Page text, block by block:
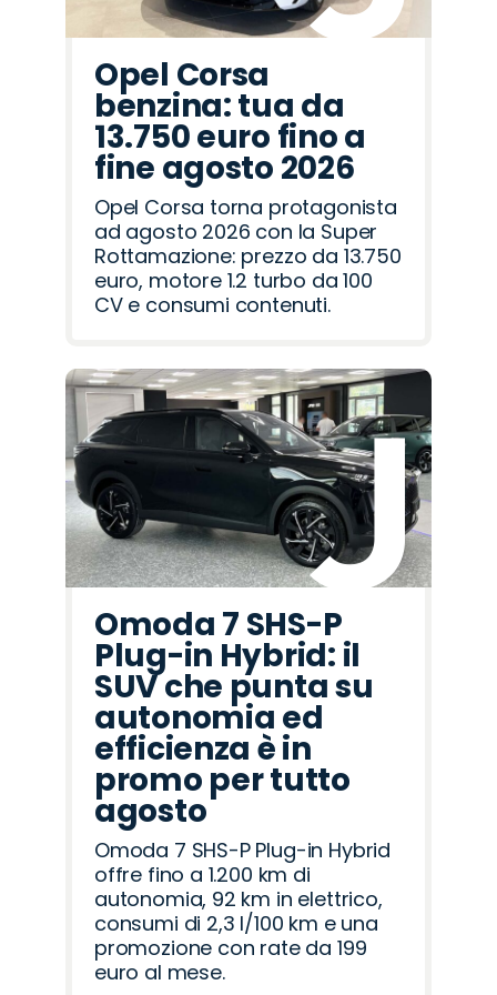
Opel Corsa
benzina: tua da
13.750 euro fino a
fine agosto 2026
Opel Corsa torna protagonista
ad agosto 2026 con la Super
Rottamazione: prezzo da 13.750
euro, motore 1.2 turbo da 100
CV e consumi contenuti.
Omoda 7 SHS-P
Plug-in Hybrid: il
SUV che punta su
autonomia ed
efficienza è in
promo per tutto
agosto
Omoda 7 SHS-P Plug-in Hybrid
offre fino a 1.200 km di
autonomia, 92 km in elettrico,
consumi di 2,3 l/100 km e una
promozione con rate da 199
euro al mese.